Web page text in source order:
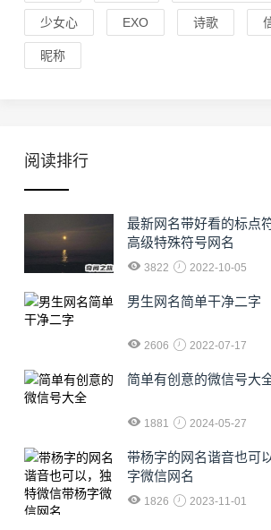
少女心 EXO 诗歌
昵称
阅读排行
最新网名带好看的标点
高级特殊符号网名
3822 2022-10-05
男生网名简单干净二字
2606 2022-07-17
简单有创意的微信号大
1881 2024-05-27
带杨字的网名谐音也可
字微信网名
1826 2023-11-01